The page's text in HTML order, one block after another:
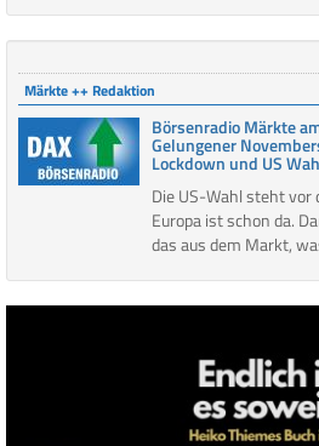
Märkte ++ Redaktion
Börsenradio Märkte
Gelungener
Lockdown und US
Die US-Wahl steht vor
Europa ist schon da.
das aus dem Markt,